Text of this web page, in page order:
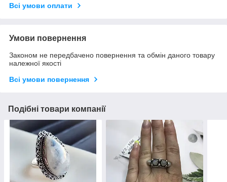
Всі умови оплати
Умови повернення
Законом не передбачено повернення та обмін даного товару
належної якості
Всі умови повернення
Подібні товари компанії